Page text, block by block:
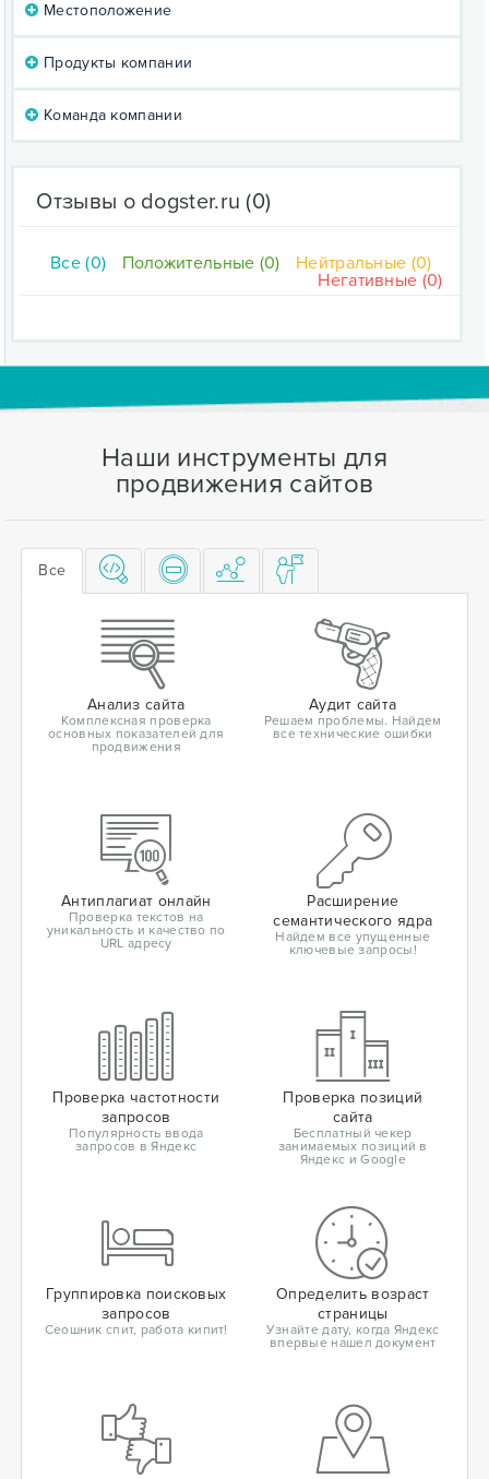
Местоположение
Продукты компании
Команда компании
Отзывы о dogster.ru (0)
Все (0) Положительные (0)
Нейтральные (0)
Негативные (0)
Наши инструменты для
продвижения сайтов
Все
Анализ сайта
Комплексная проверка
основных показателей для
продвижения
Аудит сайта
Решаем проблемы. Найдем
все технические ошибки
Антиплагиат онлайн
Проверка текстов на
уникальность и качество по
URL адресу
Расширение
семантического ядра
Найдем все упущенные
ключевые запросы!
Проверка частотности
запросов
Популярность ввода
запросов в Яндекс
Проверка позиций
сайта
Бесплатный чекер
занимаемых позиций в
Яндекс и Google
Группировка поисковых
запросов
Сеошник спит, работа кипит!
Определить возраст
страницы
Узнайте дату, когда Яндекс
впервые нашел документ